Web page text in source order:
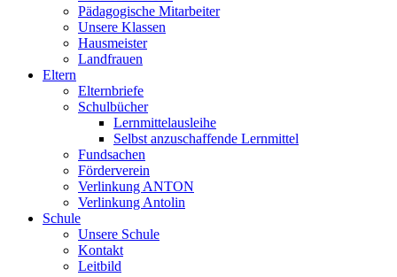
Pädagogische Mitarbeiter
Unsere Klassen
Hausmeister
Landfrauen
Eltern
Elternbriefe
Schulbücher
Lernmittelausleihe
Selbst anzuschaffende Lernmittel
Fundsachen
Förderverein
Verlinkung ANTON
Verlinkung Antolin
Schule
Unsere Schule
Kontakt
Leitbild